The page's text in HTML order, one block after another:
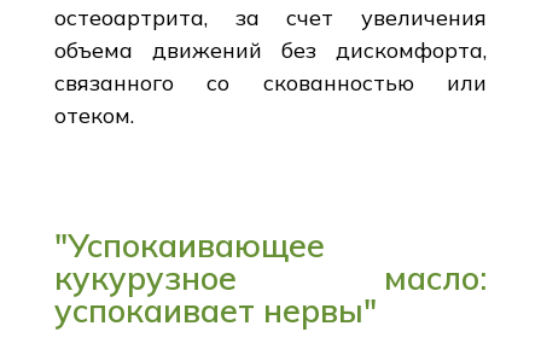
остеоартрита, за счет увеличения
объема движений без дискомфорта,
связанного со скованностью или
отеком.
"Успокаивающее
кукурузное масло:
успокаивает нервы"